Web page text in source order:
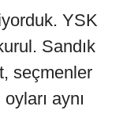
YSK
Sandık
seçmenler
aynı